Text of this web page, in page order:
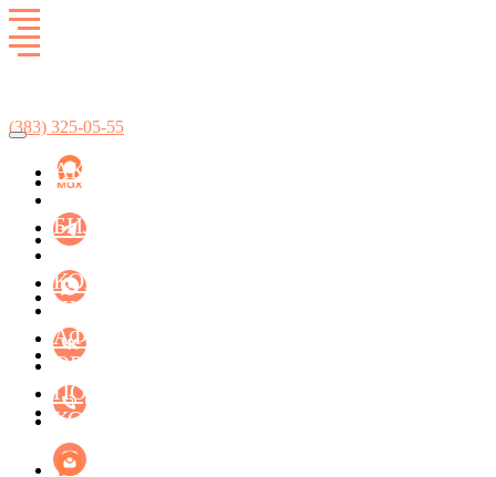
(383) 325-05-55
АКЦИИ
БИЛЬЯРД
ЛАЗЕРТАГ
КОНЦЕРТ-ХОЛЛ ФАСОЛЬ
КУХНЯ
АФИША МЕРОПРИЯТИЙ
ОРГАНИЗАЦИЯ ПРАЗДНИКОВ
ПОДАРОЧНЫЕ СЕРТИФИКАТЫ
КОНТАКТЫ
БИЛЬЯРД
ЛАЗЕРТАГ